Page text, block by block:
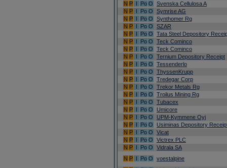
N P I Po O
Svenska Cellulosa A
N P I Po O
Symrise AG
N P I Po O
Synthomer Rg
N P I Po O
SZAR
N P I Po O
Tata Steel Depository
N P I Po O
Teck Cominco
N P I Po O
Teck Cominco
N P I Po O
Ternium Depository Receipt
N P I Po O
Tessenderlo
N P I Po O
ThyssenKrupp
N P I Po O
Tredegar Corp
N P I Po O
Trekor Metals Rg
N P I Po O
Troilus Mining Rg
N P I Po O
Tubacex
N P I Po O
Umicore
N P I Po O
UPM-Kymmene Oyj
N P I Po O
Usiminas Depository
N P I Po O
Vicat
N P I Po O
Victrex PLC
N P I Po O
Vidrala SA
N P I Po O
voestalpine